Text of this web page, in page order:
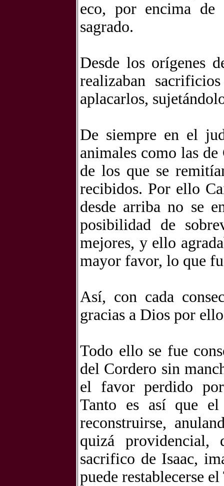
eco, por encima de
sagrado.
Desde los orígenes
realizaban
aplacarlos,
De siempre en el
animales como las
de los que se
recibidos. Por ello
desde arriba no se
posibilidad de
mejores, y ello
mayor favor, lo que
Así, con cada
gracias a Dios por
Todo ello se fue
del Cordero sin
el favor perdido por
Tanto es así que el
reconstruirse,
quizá
sacrifico de Isaac,
puede restablecerse